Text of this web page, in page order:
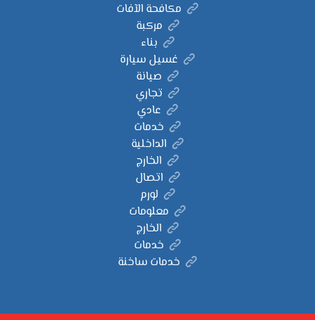
مكافحة الآفات
مركبة
بناء
غسيل سيارة
صيانة
تجاري
عادي
خدمات
الداخلية
الخارج
اتصال
لورم
معلومات
الخارج
خدمات
خدمات ساخنة